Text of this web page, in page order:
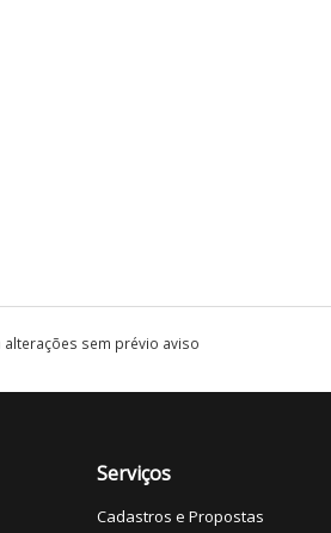
sem prévio aviso
Serviços
Cadastros e Propostas